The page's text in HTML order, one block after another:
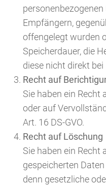
Empfängern,
offengelegt wurden
Speicherdauer, die
diese nicht direkt
Recht auf
Sie haben ein
oder auf
Art. 16 DS-GVO.
Recht auf Löschung
Sie haben ein Recht
gespeicherten Daten
denn gesetzliche